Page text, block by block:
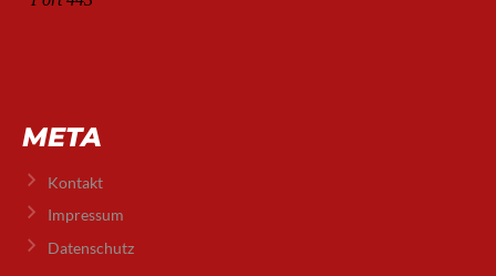
META
Kontakt
Impressum
Datenschutz